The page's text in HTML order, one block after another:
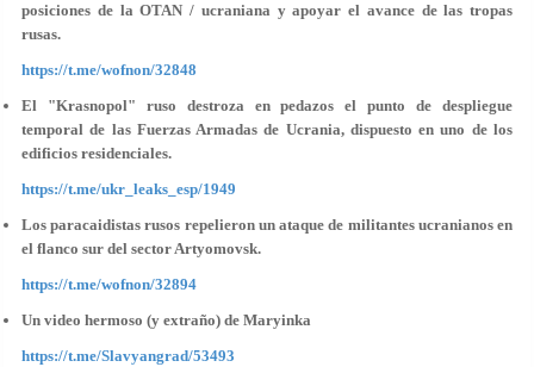
posiciones de la OTAN / ucraniana y apoyar el avance de las tropas
rusas.
https://t.me/wofnon/32848
El "Krasnopol" ruso destroza en pedazos el punto de despliegue
temporal de las Fuerzas Armadas de Ucrania, dispuesto en uno de los
edificios residenciales.
https://t.me/ukr_leaks_esp/1949
Los paracaidistas rusos repelieron un ataque de militantes ucranianos en
el flanco sur del sector Artyomovsk.
https://t.me/wofnon/32894
Un video hermoso (y extraño) de Maryinka
https://t.me/Slavyangrad/53493